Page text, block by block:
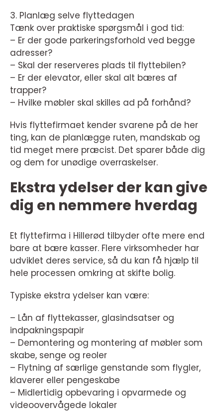
3. Planlæg selve flyttedagen
Tænk over praktiske spørgsmål i god tid:
– Er der gode parkeringsforhold ved begge
adresser?
– Skal der reserveres plads til flyttebilen?
– Er der elevator, eller skal alt bæres af
trapper?
– Hvilke møbler skal skilles ad på forhånd?
Hvis flyttefirmaet kender svarene på de her
ting, kan de planlægge ruten, mandskab og
tid meget mere præcist. Det sparer både dig
og dem for unødige overraskelser.
Ekstra ydelser der kan give
dig en nemmere hverdag
Et flyttefirma i Hillerød tilbyder ofte mere end
bare at bære kasser. Flere virksomheder har
udviklet deres service, så du kan få hjælp til
hele processen omkring at skifte bolig.
Typiske ekstra ydelser kan være:
– Lån af flyttekasser, glasindsatser og
indpakningspapir
– Demontering og montering af møbler som
skabe, senge og reoler
– Flytning af særlige genstande som flygler,
klaverer eller pengeskabe
– Midlertidig opbevaring i opvarmede og
videoovervågede lokaler